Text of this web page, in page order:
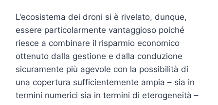
L’ecosistema dei droni si è rivelato, dunque,
essere particolarmente vantaggioso poiché
riesce a combinare il risparmio economico
ottenuto dalla gestione e dalla conduzione
sicuramente più agevole con la possibilità di
una copertura sufficientemente ampia – sia in
termini numerici sia in termini di eterogeneità –